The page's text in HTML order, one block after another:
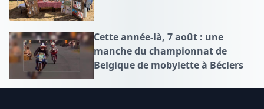
Cette année-là, 7 août : une
manche du championnat de
Belgique de mobylette à Béclers